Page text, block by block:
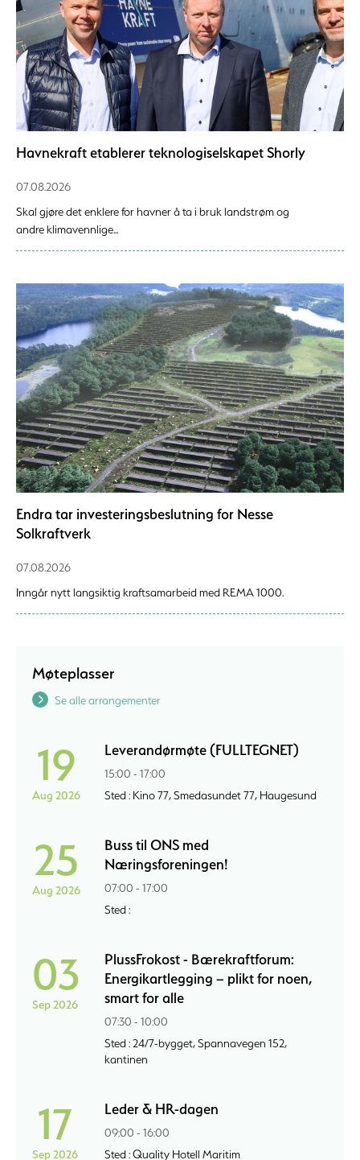
Havnekraft etablerer teknologiselskapet Shorly
07.08.2026
Skal gjøre det enklere for havner å ta i bruk landstrøm og
andre klimavennlige...
Endra tar investeringsbeslutning for Nesse
Solkraftverk
07.08.2026
Inngår nytt langsiktig kraftsamarbeid med REMA 1000.
Møteplasser
Se alle arrangementer
19
Aug 2026
Leverandørmøte (FULLTEGNET)
15:00 - 17:00
Sted : Kino 77, Smedasundet 77, Haugesund
25
Aug 2026
Buss til ONS med
Næringsforeningen!
07:00 - 17:00
Sted :
03
Sep 2026
PlussFrokost - Bærekraftforum:
Energikartlegging – plikt for noen,
smart for alle
07:30 - 10:00
Sted : 24/7-bygget, Spannavegen 152,
kantinen
17
Sep 2026
Leder & HR-dagen
09:00 - 16:00
Sted : Quality Hotell Maritim